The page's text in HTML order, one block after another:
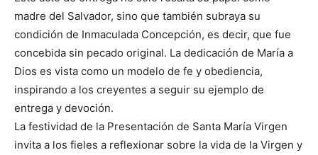
madre del Salvador, sino que también subraya su
condición de Inmaculada Concepción, es decir, que fue
concebida sin pecado original. La dedicación de María a
Dios es vista como un modelo de fe y obediencia,
inspirando a los creyentes a seguir su ejemplo de
entrega y devoción.
La festividad de la Presentación de Santa María Virgen
invita a los fieles a reflexionar sobre la vida de la Virgen y